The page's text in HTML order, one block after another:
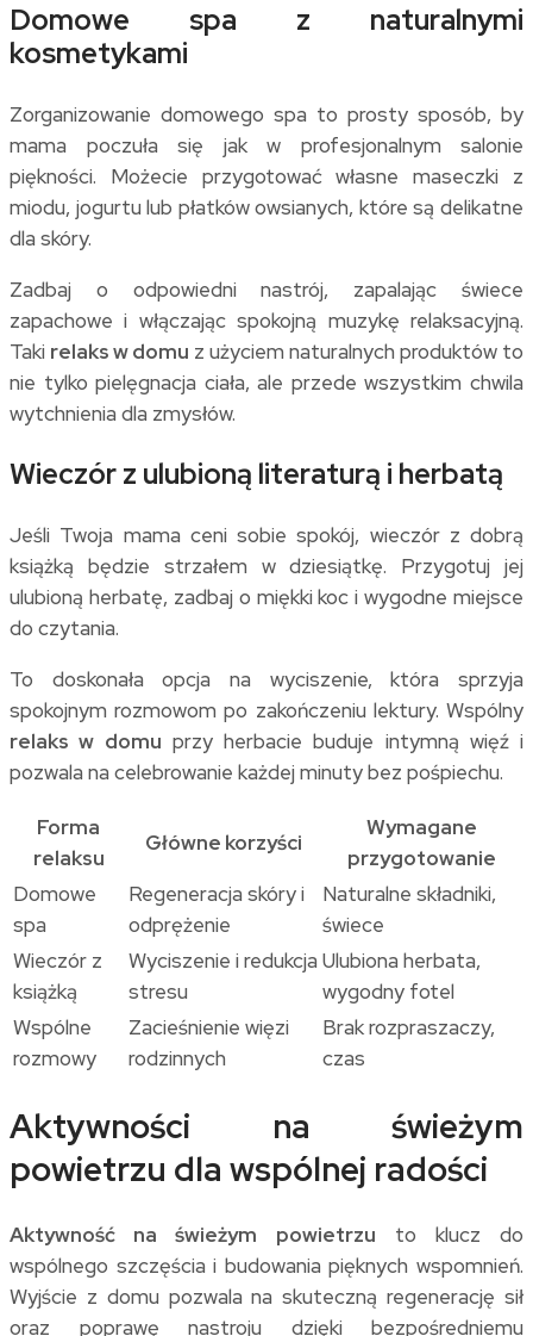
Domowe spa z naturalnymi
kosmetykami
Zorganizowanie domowego spa to prosty sposób, by
mama poczuła się jak w profesjonalnym salonie
piękności. Możecie przygotować własne maseczki z
miodu, jogurtu lub płatków owsianych, które są delikatne
dla skóry.
Zadbaj o odpowiedni nastrój, zapalając świece
zapachowe i włączając spokojną muzykę relaksacyjną.
Taki relaks w domu z użyciem naturalnych produktów to
nie tylko pielęgnacja ciała, ale przede wszystkim chwila
wytchnienia dla zmysłów.
Wieczór z ulubioną literaturą i herbatą
Jeśli Twoja mama ceni sobie spokój, wieczór z dobrą
książką będzie strzałem w dziesiątkę. Przygotuj jej
ulubioną herbatę, zadbaj o miękki koc i wygodne miejsce
do czytania.
To doskonała opcja na wyciszenie, która sprzyja
spokojnym rozmowom po zakończeniu lektury. Wspólny
relaks w domu przy herbacie buduje intymną więź i
pozwala na celebrowanie każdej minuty bez pośpiechu.
Forma
relaksu
Główne korzyści
Wymagane
przygotowanie
Domowe
spa
Regeneracja skóry i
odprężenie
Naturalne składniki,
świece
Wieczór z
książką
Wyciszenie i redukcja
stresu
Ulubiona herbata,
wygodny fotel
Wspólne
rozmowy
Zacieśnienie więzi
rodzinnych
Brak rozpraszaczy,
czas
Aktywności na świeżym
powietrzu dla wspólnej radości
Aktywność na świeżym powietrzu to klucz do
wspólnego szczęścia i budowania pięknych wspomnień.
Wyjście z domu pozwala na skuteczną regenerację sił
oraz poprawę nastroju dzięki bezpośredniemu